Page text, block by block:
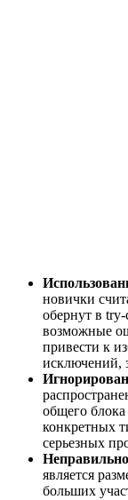
новички
обернут в
возможные
привести к
исключений,
общего
конкретных
серьезных
является
больших